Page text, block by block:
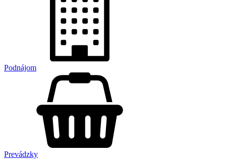
Podnájom
Prevádzky